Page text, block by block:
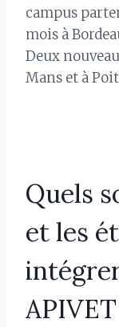
campus
mois à
Deux
Mans et à
Quels
et les